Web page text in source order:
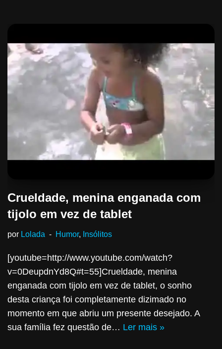
Crueldade, menina enganada com
tijolo em vez de tablet
por Lolada Humor, Insólitos
[youtube=http://www.youtube.com/watch?
v=0DeupdnYd8Q#t=55]Crueldade, menina
enganada com tijolo em vez de tablet, o sonho
desta criança foi completamente dizimado no
momento em que abriu um presente desejado. A
sua família fez questão de… Ler mais »